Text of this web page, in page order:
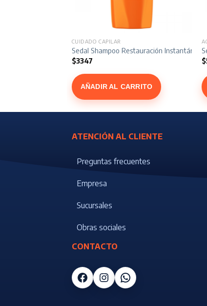
CUIDADO CAPILAR
Sedal Shampoo Restauración Instantánea
$3347
AÑADIR AL CARRITO
$
ATENCIÓN AL CLIENTE
Preguntas frecuentes
Empresa
Sucursales
Obras sociales
CONTACTO
Facebook
Instagram
WhatsApp